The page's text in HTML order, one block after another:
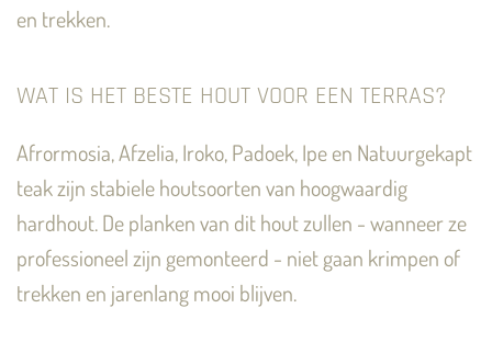
en trekken.
WAT IS HET BESTE HOUT VOOR EEN TERRAS?
Afrormosia, Afzelia, Iroko, Padoek, Ipe en Natuurgekapt
teak zijn stabiele houtsoorten van hoogwaardig
hardhout. De planken van dit hout zullen - wanneer ze
professioneel zijn gemonteerd - niet gaan krimpen of
trekken en jarenlang mooi blijven.